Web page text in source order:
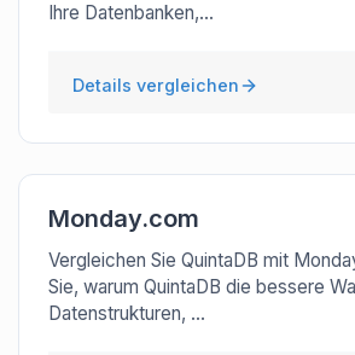
Ihre Datenbanken,...
Details vergleichen
Monday.com
Vergleichen Sie QuintaDB mit
Sie, warum QuintaDB die bessere
Datenstrukturen, ...